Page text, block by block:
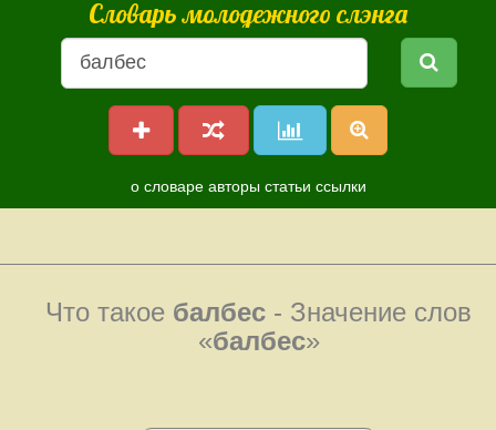
Словарь молодежного слэнга
о словаре авторы статьи ссылки
Что такое балбес - Значение слов
«балбес»